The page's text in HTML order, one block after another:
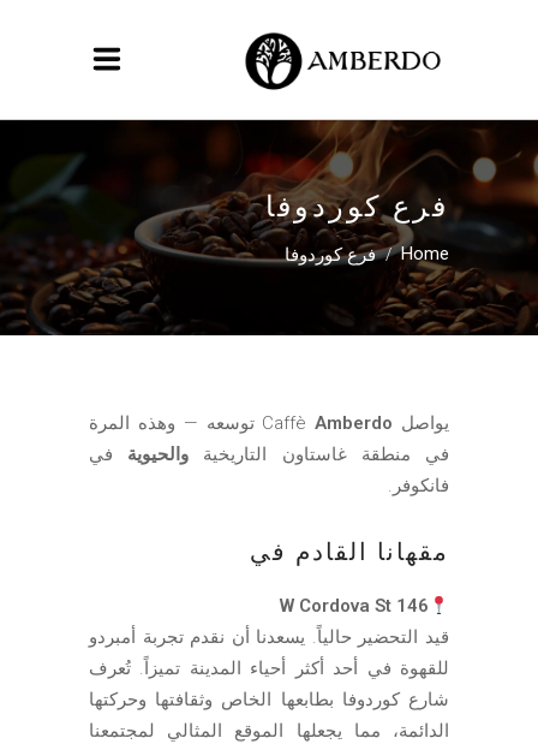
فرع كوردوفا
Home
/فرع كوردوفا
يواصل Caffè Amberdo
توسعه — وهذه المرة
في منطقة غاستاون التاريخية والحيوية في
فانكوفر.
مقهانا القادم في
146 W Cordova St
قيد التحضير حالياً. يسعدنا أن نقدم تجربة أمبردو
للقهوة في أحد أكثر أحياء المدينة تميزاً. تُعرف
شارع كوردوفا بطابعها الخاص وثقافتها وحركتها
الدائمة، مما يجعلها الموقع المثالي لمجتمعنا